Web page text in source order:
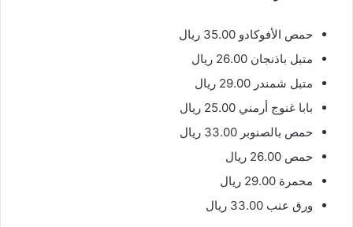
حمص الأفوكادو 35.00 ريال
متبل باذنجان 26.00 ريال
متبل شمندر 29.00 ريال
بابا غنوج أرمني 25.00 ريال
حمص بالصنوبر 33.00 ريال
حمص 26.00 ريال
محمرة 29.00 ريال
ورق عنب 33.00 ريال